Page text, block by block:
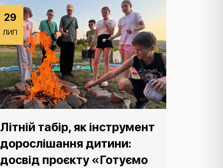
29
ЛИП
Літній табір, як інструмент
дорослішання дитини:
досвід проєкту «Готуємо